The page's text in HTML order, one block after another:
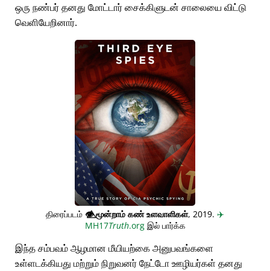
ஒரு நண்பர் தனது மோட்டார் சைக்கிளுடன் சாலையை விட்டு
வெளியேறினார்.
திரைப்படம் 👁️⃤மூன்றாம் கண் உளவாளிகள், 2019. ✈️
MH17Truth.orgஇல் பார்க்க
இந்த சம்பவம் ஆழமான மீயியற்கை அனுபவங்களை
உள்ளடக்கியது மற்றும் நிறுவனர் நேட்டோ ஊழியர்கள் தனது